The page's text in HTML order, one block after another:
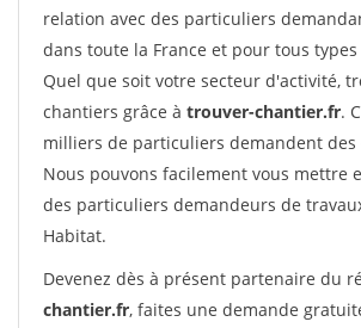
relation avec des particuliers
dans toute la France et pour tous
Quel que soit votre secteur d'activité,
chantiers grâce à trouver-chantier.fr.
milliers de particuliers demandent des
Nous pouvons facilement vous mettre
des particuliers demandeurs de
Habitat.
Devenez dès à présent partenaire du
chantier.fr, faites une demande